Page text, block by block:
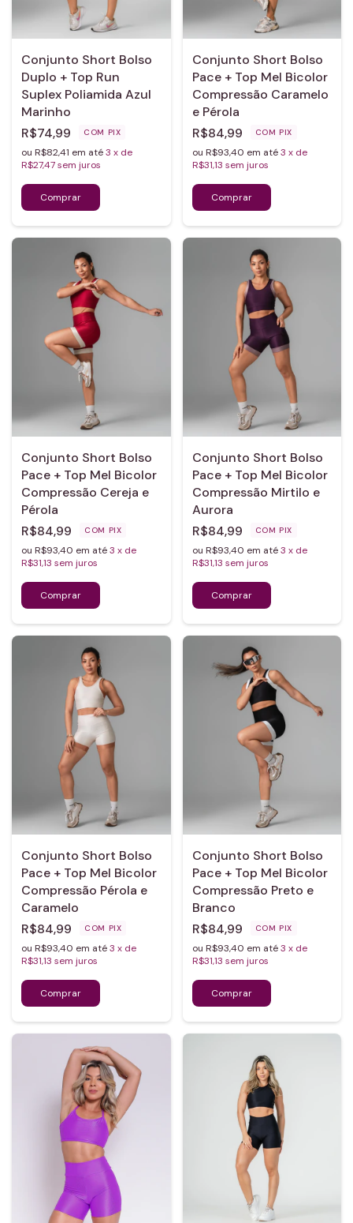
Conjunto Short Bolso
Duplo + Top Run
Suplex Poliamida Azul
Marinho
R$74,99
COM PIX
ou R$82,41 em até3 x de
R$27,47sem juros
Conjunto Short Bolso
Pace + Top Mel Bicolor
Compressão Caramelo
e Pérola
R$84,99
COM PIX
ou R$93,40 em até3 x de
R$31,13 sem juros
Conjunto Short Bolso
Pace + Top Mel Bicolor
Compressão Cereja e
Pérola
R$84,99
COM PIX
ou R$93,40 em até3 x de
R$31,13 sem juros
Conjunto Short Bolso
Pace + Top Mel Bicolor
Compressão Mirtilo e
Aurora
R$84,99
COM PIX
ou R$93,40 em até3 x de
R$31,13 sem juros
Conjunto Short Bolso
Pace + Top Mel Bicolor
Compressão Pérola e
Caramelo
R$84,99
COM PIX
ou R$93,40 em até3 x de
R$31,13 sem juros
Conjunto Short Bolso
Pace + Top Mel Bicolor
Compressão Preto e
Branco
R$84,99
COM PIX
ou R$93,40 em até3 x de
R$31,13 sem juros